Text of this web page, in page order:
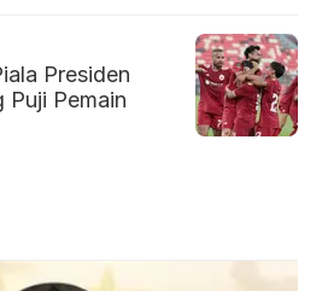
Presiden
Puji Pemain